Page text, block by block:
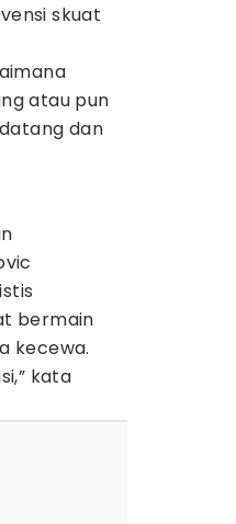
skuat
atau pun
dan
bermain
kecewa.
kata